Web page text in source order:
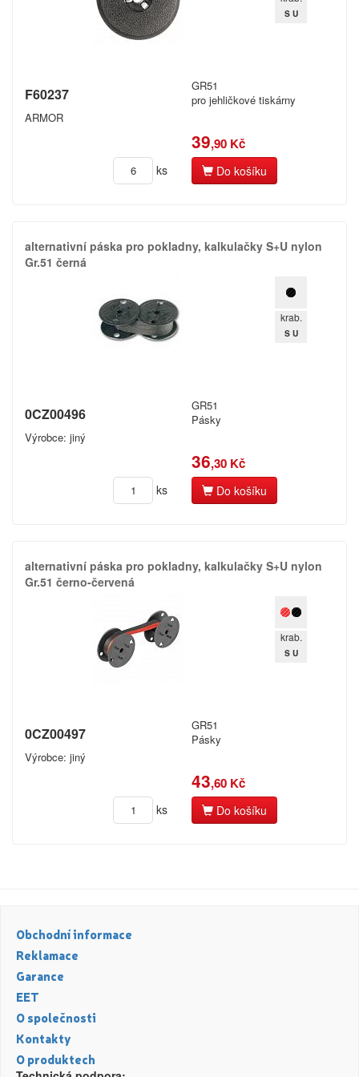
pro kopírovací stroje
Papíry a fólie
Čisticí prostředky
Zaregistrujte se
kolik ročně ušetříte!
Registrovat
S U
F60237
ARMOR
GR51
pro jehličkové tiskárny
39,90 Kč
ks Do košíku
alternativní páska pro pokladny,​ kalkulačky S+​U nylon
Gr.​51 černá
krab.
S U
0CZ00496
Výrobce: jiný
GR51
Pásky
36,30 Kč
ks Do košíku
alternativní páska pro pokladny,​ kalkulačky S+​U nylon
Gr.​51 černo-červená
krab.
S U
0CZ00497
Výrobce: jiný
GR51
Pásky
43,60 Kč
ks Do košíku
Obchodní informace
Reklamace
Garance
EET
O společnosti
Kontakty
O produktech